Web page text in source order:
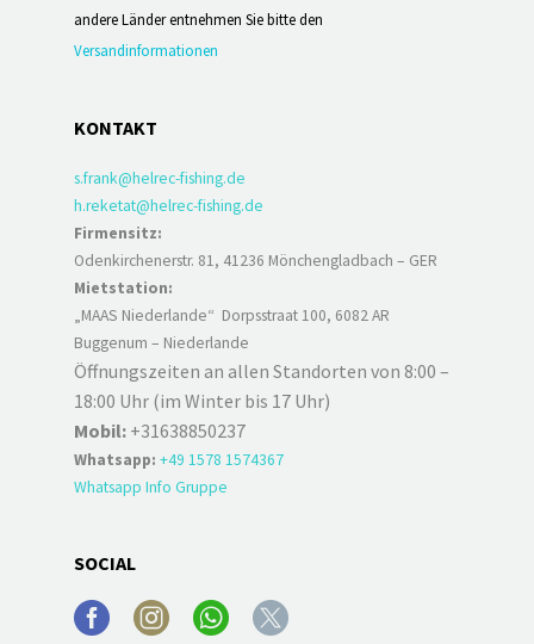
andere Länder entnehmen Sie bitte den
Versandinformationen
KONTAKT
s.frank@helrec-fishing.de
h.reketat@helrec-fishing.de
Firmensitz:
Odenkirchenerstr. 81, 41236 Mönchengladbach – GER
Mietstation:
„MAAS Niederlande“ Dorpsstraat 100, 6082 AR
Buggenum – Niederlande
Öffnungszeiten an allen Standorten von 8:00 –
18:00 Uhr (im Winter bis 17 Uhr)
Mobil: +31638850237
Whatsapp: +49 1578 1574367
Whatsapp Info Gruppe
SOCIAL